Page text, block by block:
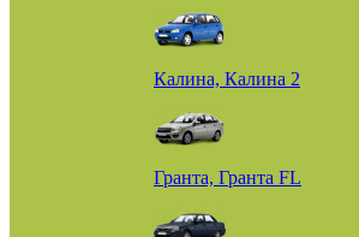
Калина, Калина 2
Гранта, Гранта FL